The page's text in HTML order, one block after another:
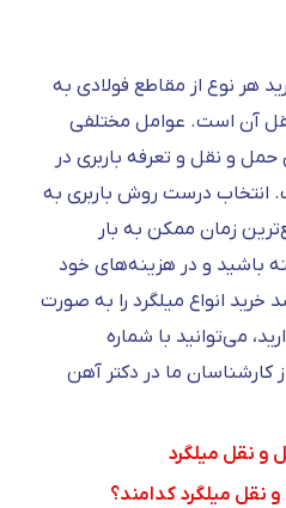
هر نوع از مقاطع فولادی به
آن است. عوامل مختلفی
و نقل و تعرفه باربری در
انتخاب درست روش باربری به
زمان ممکن به بار
باشید و در هزینه‌های خود
خرید انواع میلگرد را به صورت
می‌توانید با شماره
و از کارشناسان ما در دکتر آهن
و نقل میلگرد
نقل میلگرد کدامند؟